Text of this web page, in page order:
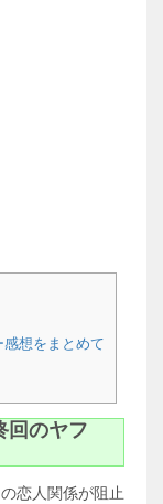
想をまとめて
回のヤフ
恋人関係が阻止